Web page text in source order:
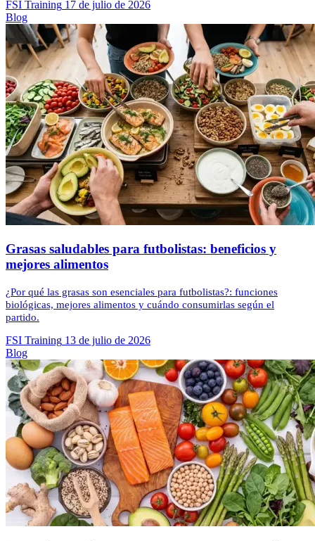
FSI Training 17 de julio de 2026
Blog
Grasas saludables para futbolistas: beneficios y
mejores alimentos
¿Por qué las grasas son esenciales para futbolistas?: funciones
biológicas, mejores alimentos y cuándo consumirlas según el
partido.
FSI Training 13 de julio de 2026
Blog